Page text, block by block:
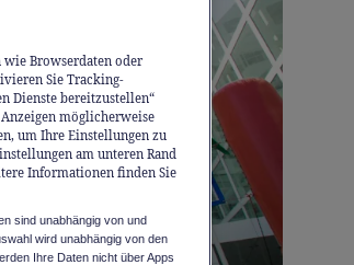
wie Browserdaten oder
Sie Tracking-
Dienste bereitzustellen“
möglicherweise
um Ihre Einstellungen zu
am unteren Rand
Informationen finden Sie
sind unabhängig von und
wird unabhängig von den
Ihre Daten nicht über Apps